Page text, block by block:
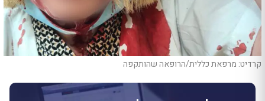
קרדיט: מרפאת כללית/הרופאה שהותקפה